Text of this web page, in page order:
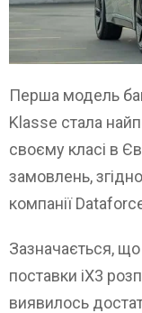
Перша модель
Klasse стала
своєму класі в
замовлень,
компанії
Зазначається,
поставки iX3
виявилось